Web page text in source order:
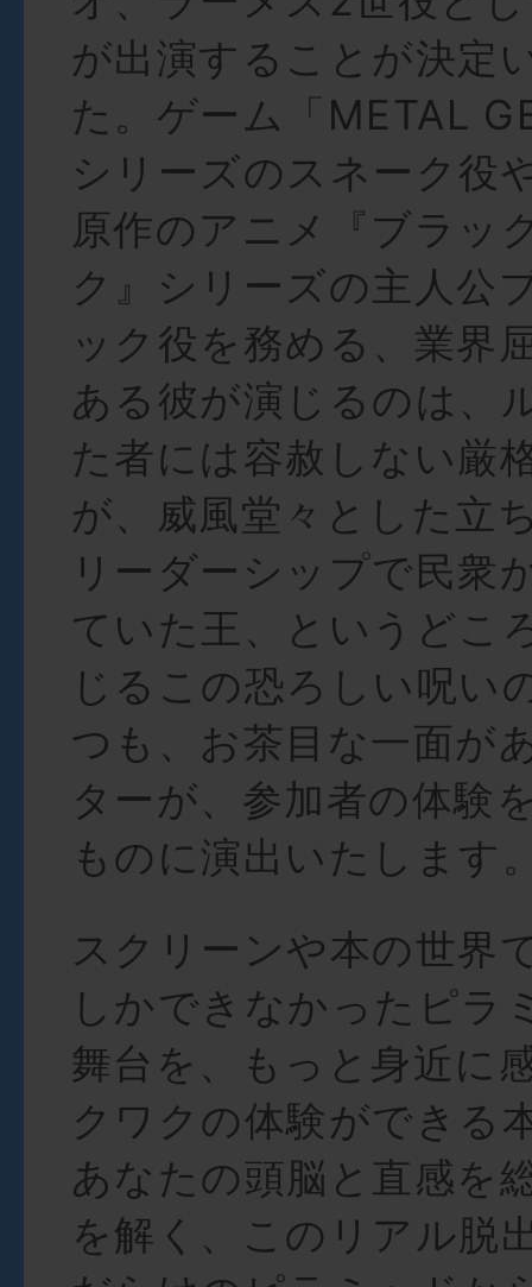
が出演することが決定
た。ゲーム「METAL
シリーズのスネーク役
原作のアニメ『ブラッ
ク』シリーズの主人公
ック役を務める、業界
ある彼が演じるのは、
た者には容赦しない厳
が、威風堂々とした立
リーダーシップで民衆
ていた王、というどこ
じるこの恐ろしい呪い
つも、お茶目な一面が
ターが、参加者の体験
ものに演出いたします
スクリーンや本の世界
しかできなかったピラ
舞台を、もっと身近に
クワクの体験ができる
あなたの頭脳と直感を
を解く、このリアル脱